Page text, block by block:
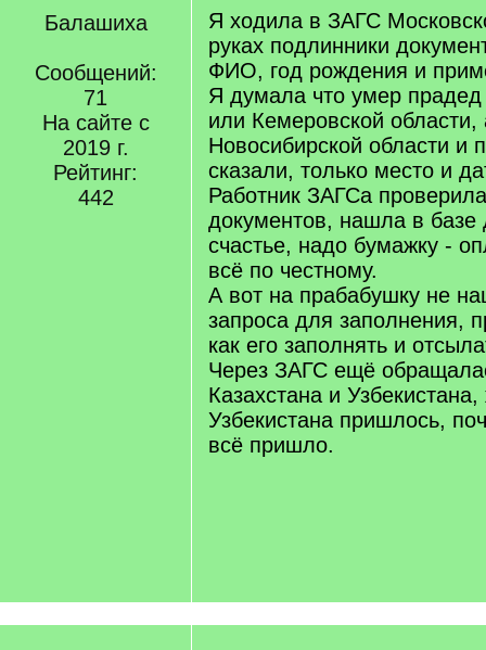
Балашиха
Сообщений:
71
На сайте с
2019 г.
Рейтинг:
442
Я ходила в ЗАГС
руках подлинники
ФИО, год рождения и
Я думала что умер
или Кемеровской
Новосибирской области и
сказали, только место и
Работник ЗАГСа
документов, нашла в
счастье, надо бумажку -
всё по честному.
А вот на прабабушку не
запроса для заполнения,
как его заполнять и
Через ЗАГС ещё
Казахстана и
Узбекистана пришлось,
всё пришло.